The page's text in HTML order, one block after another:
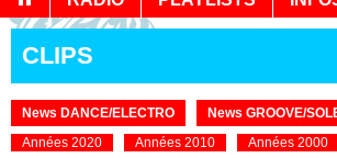
CLIPS
News DANCE/ELECTRO News GROOVE/
Années 2020
Années 2010 Années 2000